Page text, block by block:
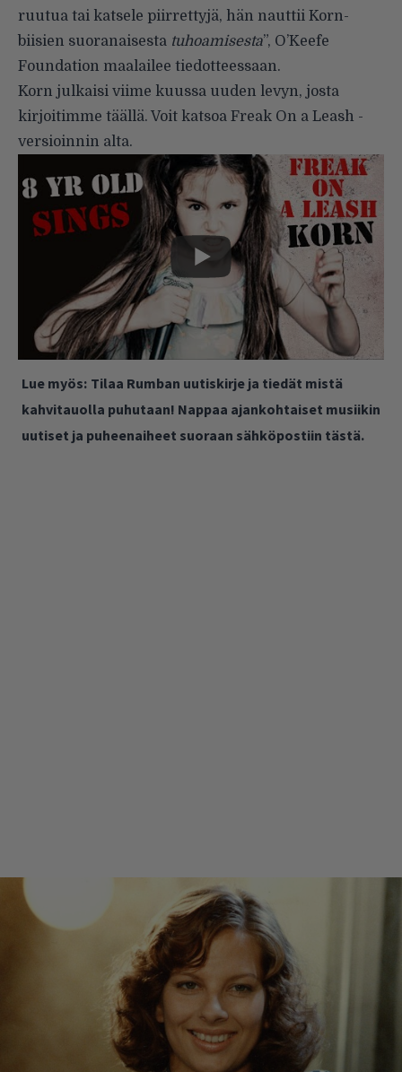
ruutua tai katsele piirrettyjä, hän nauttii Korn-
biisien suoranaisesta tuhoamisesta”, O’Keefe
Foundation maalailee tiedotteessaan.
Korn julkaisi viime kuussa uuden levyn, josta
kirjoitimme täällä. Voit katsoa Freak On a Leash -
versioinnin alta.
Lue myös: Tilaa Rumban uutiskirje ja tiedät mistä
kahvitauolla puhutaan! Nappaa ajankohtaiset musiikin
uutiset ja puheenaiheet suoraan sähköpostiin tästä.